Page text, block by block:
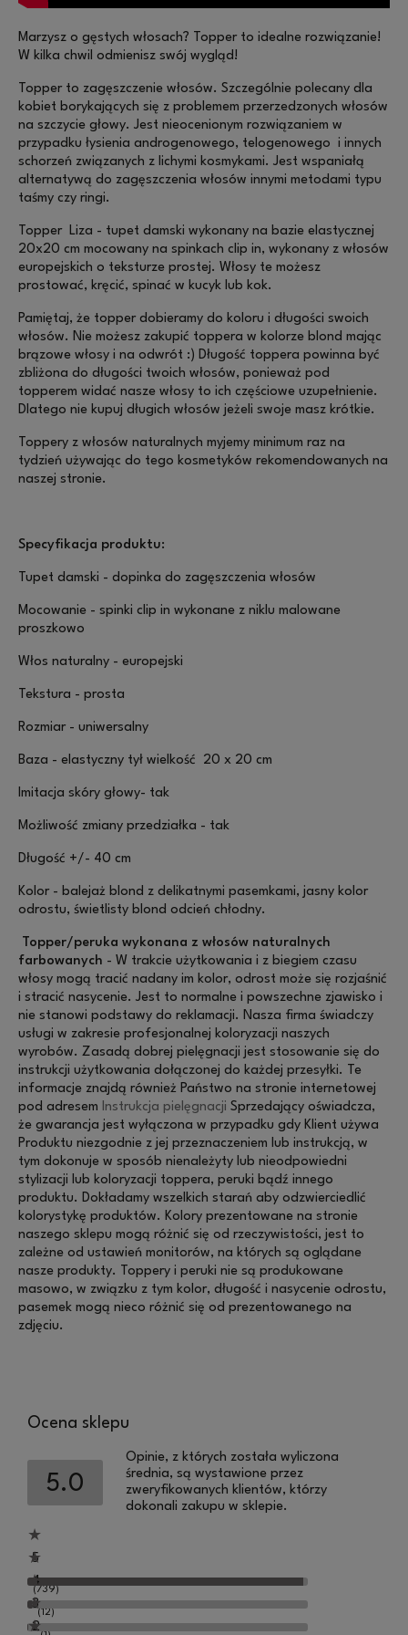
Marzysz o gęstych włosach? Topper to idealne rozwiązanie!
W kilka chwil odmienisz swój wygląd!
Topper to zagęszczenie włosów. Szczególnie polecany dla
kobiet borykających się z problemem przerzedzonych włosów
na szczycie głowy. Jest nieocenionym rozwiązaniem w
przypadku łysienia androgenowego, telogenowego i innych
schorzeń związanych z lichymi kosmykami. Jest wspaniałą
alternatywą do zagęszczenia włosów innymi metodami typu
taśmy czy ringi.
Topper Liza - tupet damski wykonany na bazie elastycznej
20x20 cm mocowany na spinkach clip in, wykonany z włosów
europejskich o teksturze prostej. Włosy te możesz
prostować, kręcić, spinać w kucyk lub kok.
Pamiętaj, że topper dobieramy do koloru i długości swoich
włosów. Nie możesz zakupić toppera w kolorze blond mając
brązowe włosy i na odwrót :) Długość toppera powinna być
zbliżona do długości twoich włosów, ponieważ pod
topperem widać nasze włosy to ich częściowe uzupełnienie.
Dlatego nie kupuj długich włosów jeżeli swoje masz krótkie.
Toppery z włosów naturalnych myjemy minimum raz na
tydzień używając do tego kosmetyków rekomendowanych na
naszej stronie.
Specyfikacja produktu:
Tupet damski - dopinka do zagęszczenia włosów
Mocowanie - spinki clip in wykonane z niklu malowane
proszkowo
Włos naturalny - europejski
Tekstura - prosta
Rozmiar - uniwersalny
Baza - elastyczny tył wielkość 20 x 20 cm
Imitacja skóry głowy- tak
Możliwość zmiany przedziałka - tak
Długość +/- 40 cm
Kolor - balejaż blond z delikatnymi pasemkami, jasny kolor
odrostu, świetlisty blond odcień chłodny.
Topper/peruka wykonana z włosów naturalnych
farbowanych - W trakcie użytkowania i z biegiem czasu
włosy mogą tracić nadany im kolor, odrost może się rozjaśnić
i stracić nasycenie. Jest to normalne i powszechne zjawisko i
nie stanowi podstawy do reklamacji. Nasza firma świadczy
usługi w zakresie profesjonalnej koloryzacji naszych
wyrobów. Zasadą dobrej pielęgnacji jest stosowanie się do
instrukcji użytkowania dołączonej do każdej przesyłki. Te
informacje znajdą również Państwo na stronie internetowej
pod adresem Instrukcja pielęgnacji Sprzedający oświadcza,
że gwarancja jest wyłączona w przypadku gdy Klient używa
Produktu niezgodnie z jej przeznaczeniem lub instrukcją, w
tym dokonuje w sposób nienależyty lub nieodpowiedni
stylizacji lub koloryzacji toppera, peruki bądź innego
produktu. Dokładamy wszelkich starań aby odzwierciedlić
kolorystykę produktów. Kolory prezentowane na stronie
naszego sklepu mogą różnić się od rzeczywistości, jest to
zależne od ustawień monitorów, na których są oglądane
nasze produkty. Toppery i peruki nie są produkowane
masowo, w związku z tym kolor, długość i nasycenie odrostu,
pasemek mogą nieco różnić się od prezentowanego na
zdjęciu.
Ocena sklepu
5.0
Opinie, z których została wyliczona
średnia, są wystawione przez
zweryfikowanych klientów, którzy
dokonali zakupu w sklepie.
5
(739)
4
(12)
3
2